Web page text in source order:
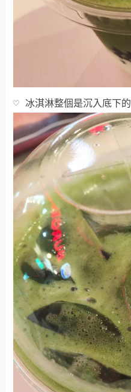
♡ 冰淇淋整個是沉入底下的